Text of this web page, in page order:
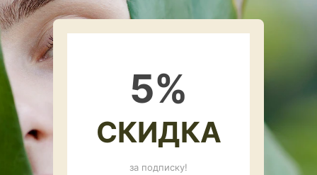
5%
СКИДКА
за подписку!